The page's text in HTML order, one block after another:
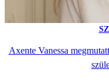
Axente Vanessa